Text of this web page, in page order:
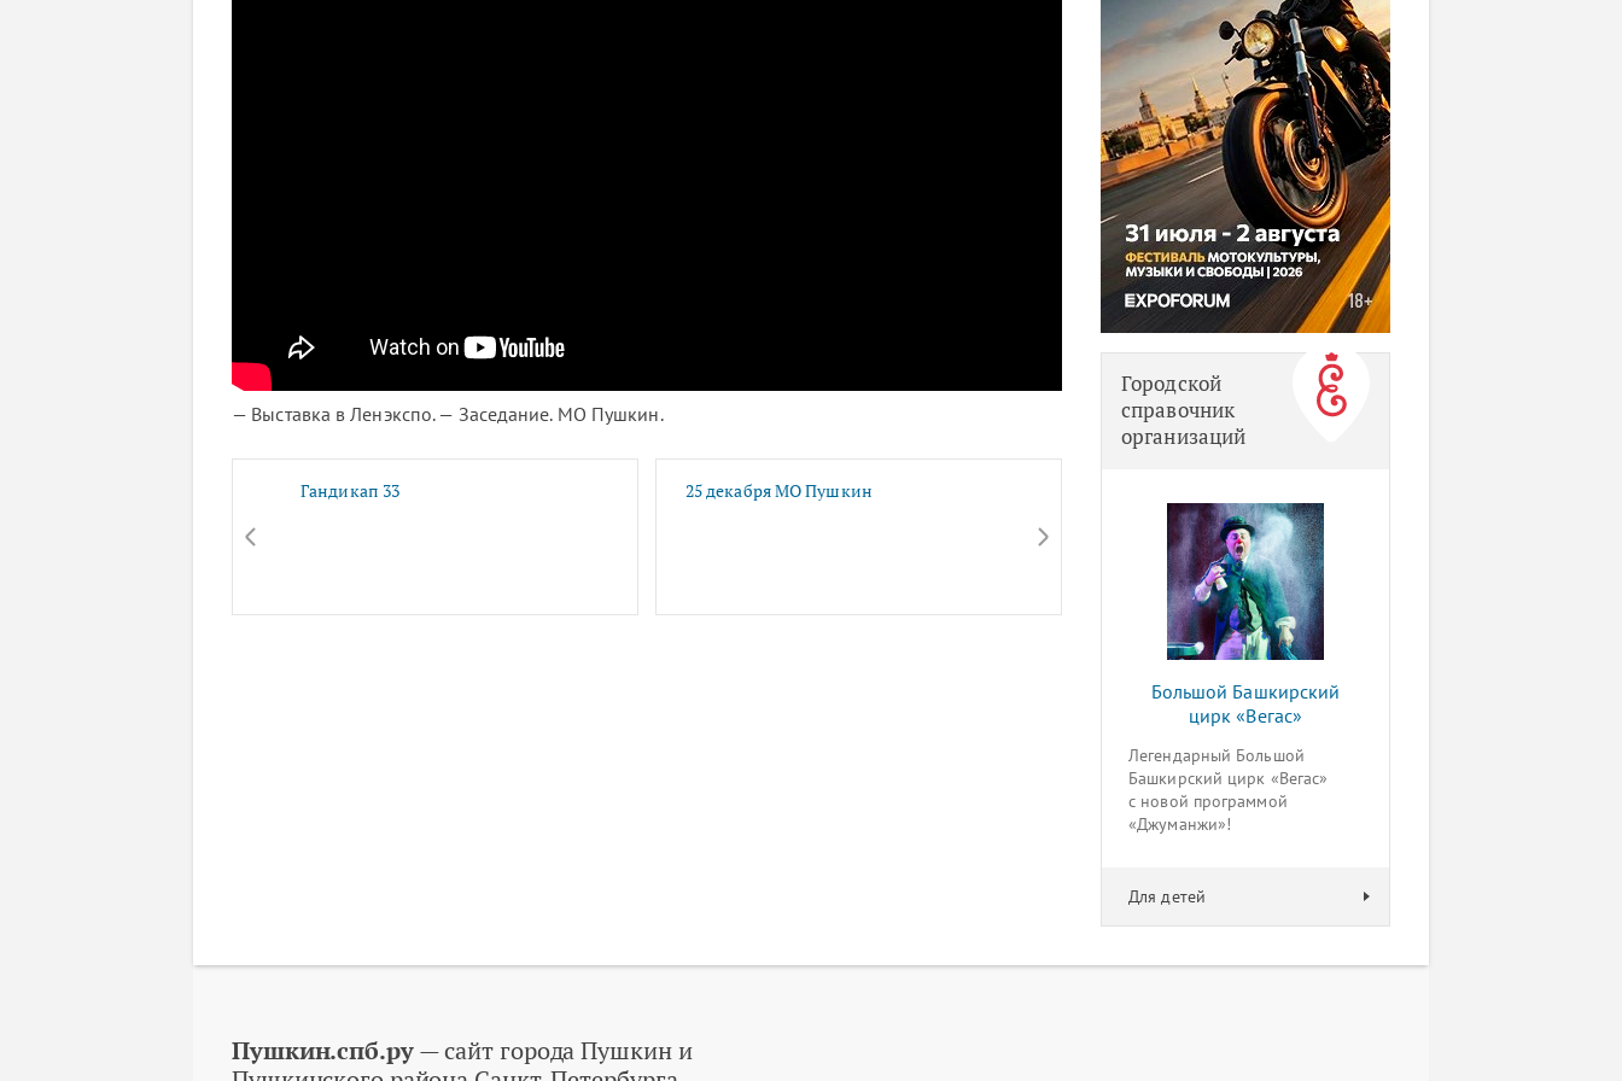
— Выставка в Ленэкспо. — Заседание. МО Пушкин.
Гандикап 33 25 декабря МО Пушкин
Городской
справочник
организаций
Большой Башкирский
цирк «Вегас»
Легендарный Большой
Башкирский цирк «Вегас»
с новой программой
«Джуманжи»!
Для детей
Пушкин.спб.ру— сайт города Пушкин и